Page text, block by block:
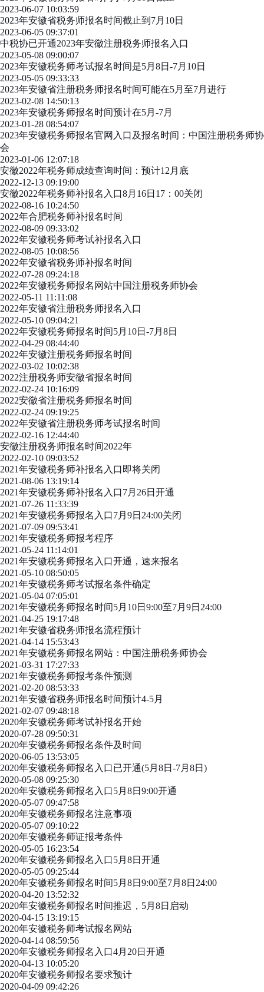
2023-06-07 10:03:59
2023年安徽省税务师报名时间截止到7月10日
2023-06-05 09:37:01
中税协已开通2023年安徽注册税务师报名入口
2023-05-08 09:00:07
2023年安徽税务师考试报名时间是5月8日-7月10日
2023-05-05 09:33:33
2023年安徽省注册税务师报名时间可能在5月至7月进行
2023-02-08 14:50:13
2023年安徽税务师报名时间预计在5月-7月
2023-01-28 08:54:07
2023年安徽税务师报名官网入口及报名时间：中国注册税务师协
会
2023-01-06 12:07:18
安徽2022年税务师成绩查询时间：预计12月底
2022-12-13 09:19:00
安徽2022年税务师补报名入口8月16日17：00关闭
2022-08-16 10:24:50
2022年合肥税务师补报名时间
2022-08-09 09:33:02
2022年安徽税务师考试补报名入口
2022-08-05 10:08:56
2022年安徽省税务师补报名时间
2022-07-28 09:24:18
2022年安徽税务师报名网站中国注册税务师协会
2022-05-11 11:11:08
2022年安徽省注册税务师报名入口
2022-05-10 09:04:21
2022年安徽税务师报名时间5月10日-7月8日
2022-04-29 08:44:40
2022年安徽注册税务师报名时间
2022-03-02 10:02:38
2022注册税务师安徽省报名时间
2022-02-24 10:16:09
2022安徽省注册税务师报名时间
2022-02-24 09:19:25
2022年安徽省注册税务师考试报名时间
2022-02-16 12:44:40
安徽注册税务师报名时间2022年
2022-02-10 09:03:52
2021年安徽税务师补报名入口即将关闭
2021-08-06 13:19:14
2021年安徽税务师补报名入口7月26日开通
2021-07-26 11:33:39
2021年安徽税务师报名入口7月9日24:00关闭
2021-07-09 09:53:41
2021年安徽税务师报考程序
2021-05-24 11:14:01
2021年安徽税务师报名入口开通，速来报名
2021-05-10 08:50:05
2021年安徽税务师考试报名条件确定
2021-05-04 07:05:01
2021年安徽税务师报名时间5月10日9:00至7月9日24:00
2021-04-25 19:17:48
2021年安徽省税务师报名流程预计
2021-04-14 15:53:43
2021年安徽税务师报名网站：中国注册税务师协会
2021-03-31 17:27:33
2021年安徽税务师报考条件预测
2021-02-20 08:53:33
2021年安徽省税务师报名时间预计4-5月
2021-02-07 09:48:18
2020年安徽税务师考试补报名开始
2020-07-28 09:50:31
2020年安徽税务师报名条件及时间
2020-06-05 13:53:05
2020年安徽税务师报名入口已开通(5月8日-7月8日)
2020-05-08 09:25:30
2020年安徽税务师报名入口5月8日9:00开通
2020-05-07 09:47:58
2020年安徽税务师报名注意事项
2020-05-07 09:10:22
2020年安徽税务师证报考条件
2020-05-05 16:23:54
2020年安徽税务师报名入口5月8日开通
2020-05-05 09:25:44
2020年安徽税务师报名时间5月8日9:00至7月8日24:00
2020-04-20 13:52:32
2020年安徽税务师报名时间推迟，5月8日启动
2020-04-15 13:19:15
2020年安徽税务师考试报名网站
2020-04-14 08:59:56
2020年安徽税务师报名入口4月20日开通
2020-04-13 10:05:20
2020年安徽税务师报名要求预计
2020-04-09 09:42:26